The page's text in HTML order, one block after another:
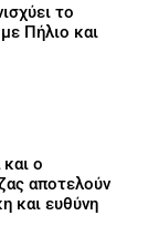
το
Πήλιο και
ο
αποτελούν
και ευθύνη